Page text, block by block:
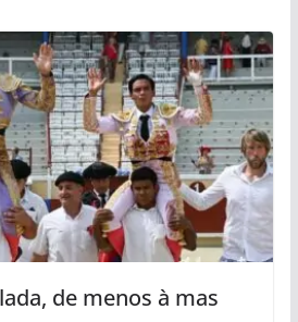
de menos à mas